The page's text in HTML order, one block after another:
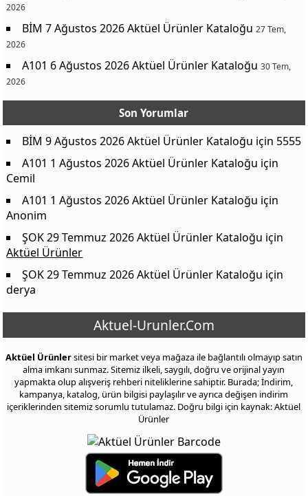
2026
BİM 7 Ağustos 2026 Aktüel Ürünler Kataloğu 27 Tem,
2026
A101 6 Ağustos 2026 Aktüel Ürünler Kataloğu 30 Tem,
2026
Son Yorumlar
BİM 9 Ağustos 2026 Aktüel Ürünler Kataloğu için 5555
A101 1 Ağustos 2026 Aktüel Ürünler Kataloğu için
Cemil
A101 1 Ağustos 2026 Aktüel Ürünler Kataloğu için
Anonim
ŞOK 29 Temmuz 2026 Aktüel Ürünler Kataloğu için
Aktüel Ürünler
ŞOK 29 Temmuz 2026 Aktüel Ürünler Kataloğu için
derya
Aktuel-Urunler.Com
Aktüel Ürünlersitesi bir market veya mağaza ile bağlantılı olmayıp satın
alma imkanı sunmaz. Sitemiz ilkeli, saygılı, doğru ve orijinal yayın
yapmakta olup alışveriş rehberi niteliklerine sahiptir. Burada; İndirim,
kampanya, katalog, ürün bilgisi paylaşılır ve ayrıca değişen indirim
içeriklerinden sitemiz sorumlu tutulamaz. Doğru bilgi için kaynak: Aktüel
Ürünler